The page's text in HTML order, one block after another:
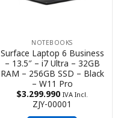
NOTEBOOKS
Surface Laptop 6 Business
– 13.5″ – i7 Ultra – 32GB
RAM – 256GB SSD – Black
– W11 Pro
$3.299.990 IVA Incl.
ZJY-00001